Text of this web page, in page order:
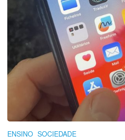
ENSINO SOCIEDADE